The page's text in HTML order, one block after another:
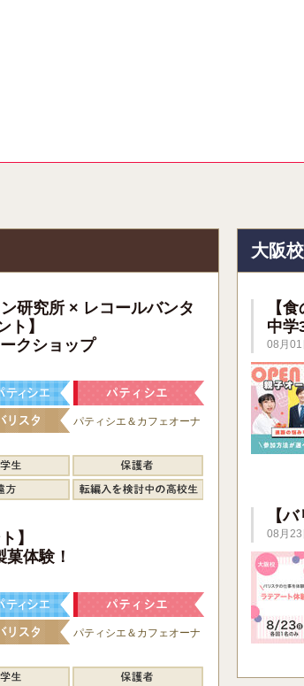
研究所 × レコールバンタ
ト】
クショップ
パティシエ＆カフェオーナ
】
体験！
パティシエ＆カフェオーナ
大阪
【
中学
08月
【
08月23